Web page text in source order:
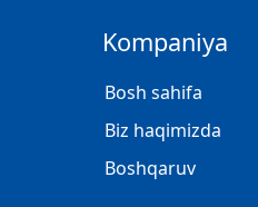
Kompaniya
Bosh sahifa
Biz haqimizda
Boshqaruv